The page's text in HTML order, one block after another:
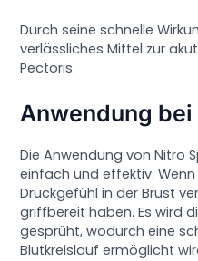
Durch seine schnelle
verlässliches Mittel zur
Pectoris.
Anwendung
Die Anwendung von Nitro
einfach und effektiv.
Druckgefühl in der Brust
griffbereit haben. Es wird
gesprüht, wodurch eine
Blutkreislauf ermöglicht